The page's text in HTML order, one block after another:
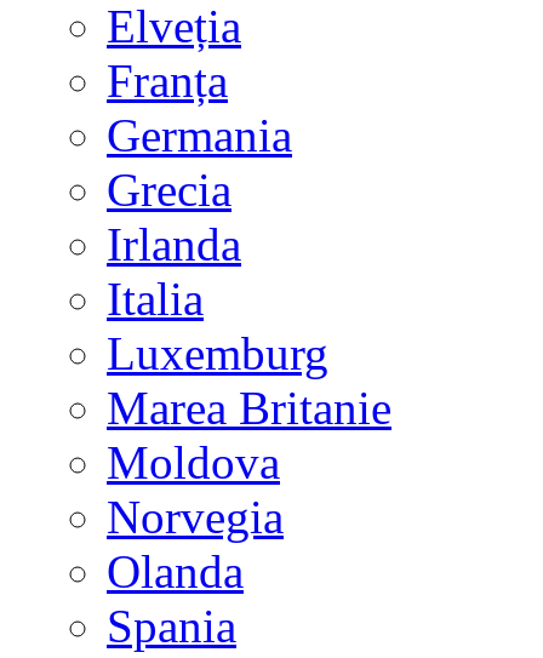
Elveția
Franța
Germania
Grecia
Irlanda
Italia
Luxemburg
Marea Britanie
Moldova
Norvegia
Olanda
Spania